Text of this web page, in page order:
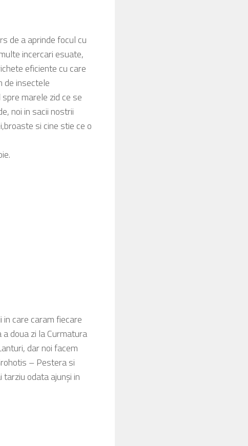
de a aprinde focul cu
incercari esuate,
eficiente cu care
de insectele
marele zid ce se
noi in sacii nostrii
si cine stie ce o
care caram fiecare
doua zi la Curmatura
dar noi facem
– Pestera si
odata ajunşi in